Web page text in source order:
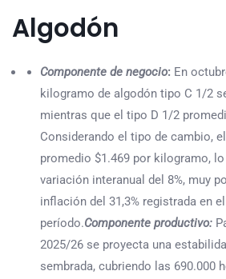
Algodón
Componente de negocio: En
kilogramo de algodón tipo C 1/2
mientras que el tipo D 1/2
Considerando el tipo de cambio,
promedio $1.469 por kilogramo,
variación interanual del 8%, muy
inflación del 31,3% registrada en
período.Componente productivo:
2025/26 se proyecta una
sembrada, cubriendo las 690.000